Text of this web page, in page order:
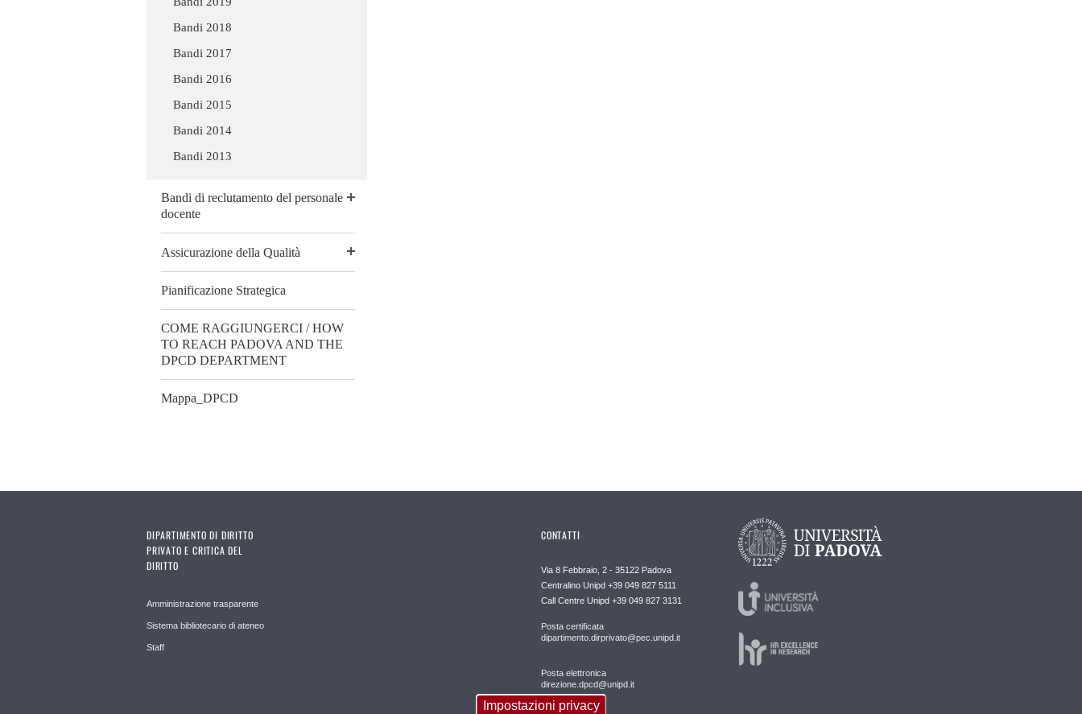
Bandi 2018
Bandi 2017
Bandi 2016
Bandi 2015
Bandi 2014
Bandi 2013
Bandi di reclutamento del personale
docente
Assicurazione della Qualità
Pianificazione Strategica
COME RAGGIUNGERCI / HOW
TO REACH PADOVA AND THE
DPCD DEPARTMENT
Mappa_DPCD
DIPARTIMENTO DI DIRITTO
PRIVATO E CRITICA DEL
DIRITTO
Amministrazione trasparente
Sistema bibliotecario di ateneo
Staff
CONTATTI
Via 8 Febbraio, 2 - 35122 Padova
Centralino Unipd +39 049 827 5111
Call Centre Unipd +39 049 827 3131
Posta certificata
dipartimento.dirprivato@pec.unipd.it
Posta elettronica
direzione.dpcd@unipd.it
Impostazioni privacy